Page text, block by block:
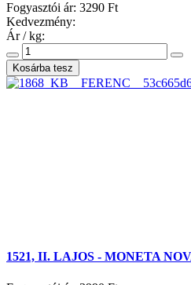
Fogyasztói ár: 3290 Ft
Kedvezmény:
Ár / kg:
1521, II. LAJOS - MONETA